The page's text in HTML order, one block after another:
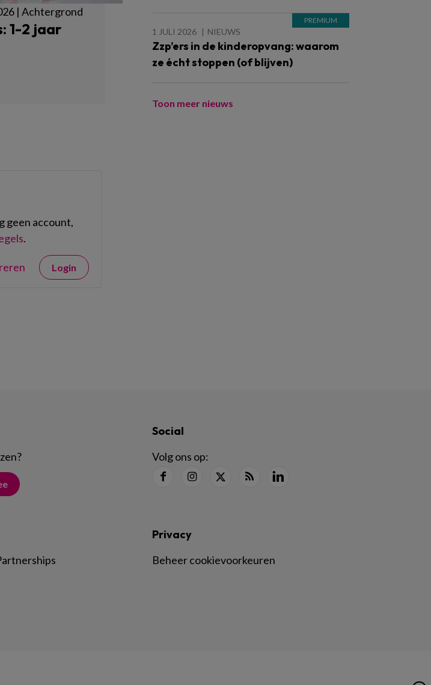
| Achtergrond
1-2 jaar
geen account,
.
Login
1 JULI 2026 NIEUWS
Zzp’ers in de kinderopvang: waarom
ze écht stoppen (of blijven)
Toon meer nieuws
?
Social
Volg ons op:
Privacy
Beheer cookievoorkeuren